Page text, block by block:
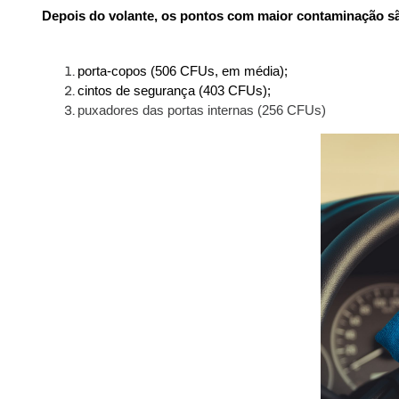
Depois do volante, os pontos com maior contaminação
porta-copos (506 CFUs, em média);
cintos de segurança (403 CFUs);
puxadores das portas internas (256 CFUs)